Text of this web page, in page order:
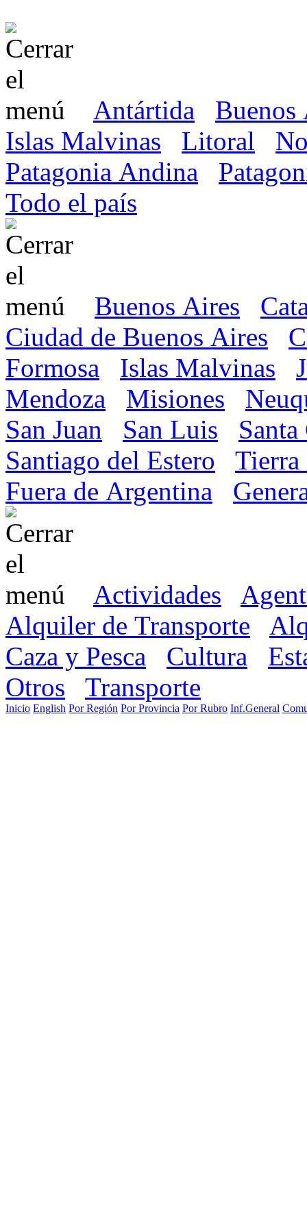
Antártida
Buenos
Islas Malvinas
Litoral
Patagonia Andina
Todo el país
Buenos Aires
Ciudad de Buenos Aires
Formosa
Islas Malvinas
Mendoza
Misiones
San Juan
San Luis
Santiago del Estero
Tierra
Fuera de Argentina
Actividades
Alquiler de Transporte
Caza y Pesca
Cultura
Otros
Transporte
Inicio English Por Región Por Provincia Por Rubro Inf.General